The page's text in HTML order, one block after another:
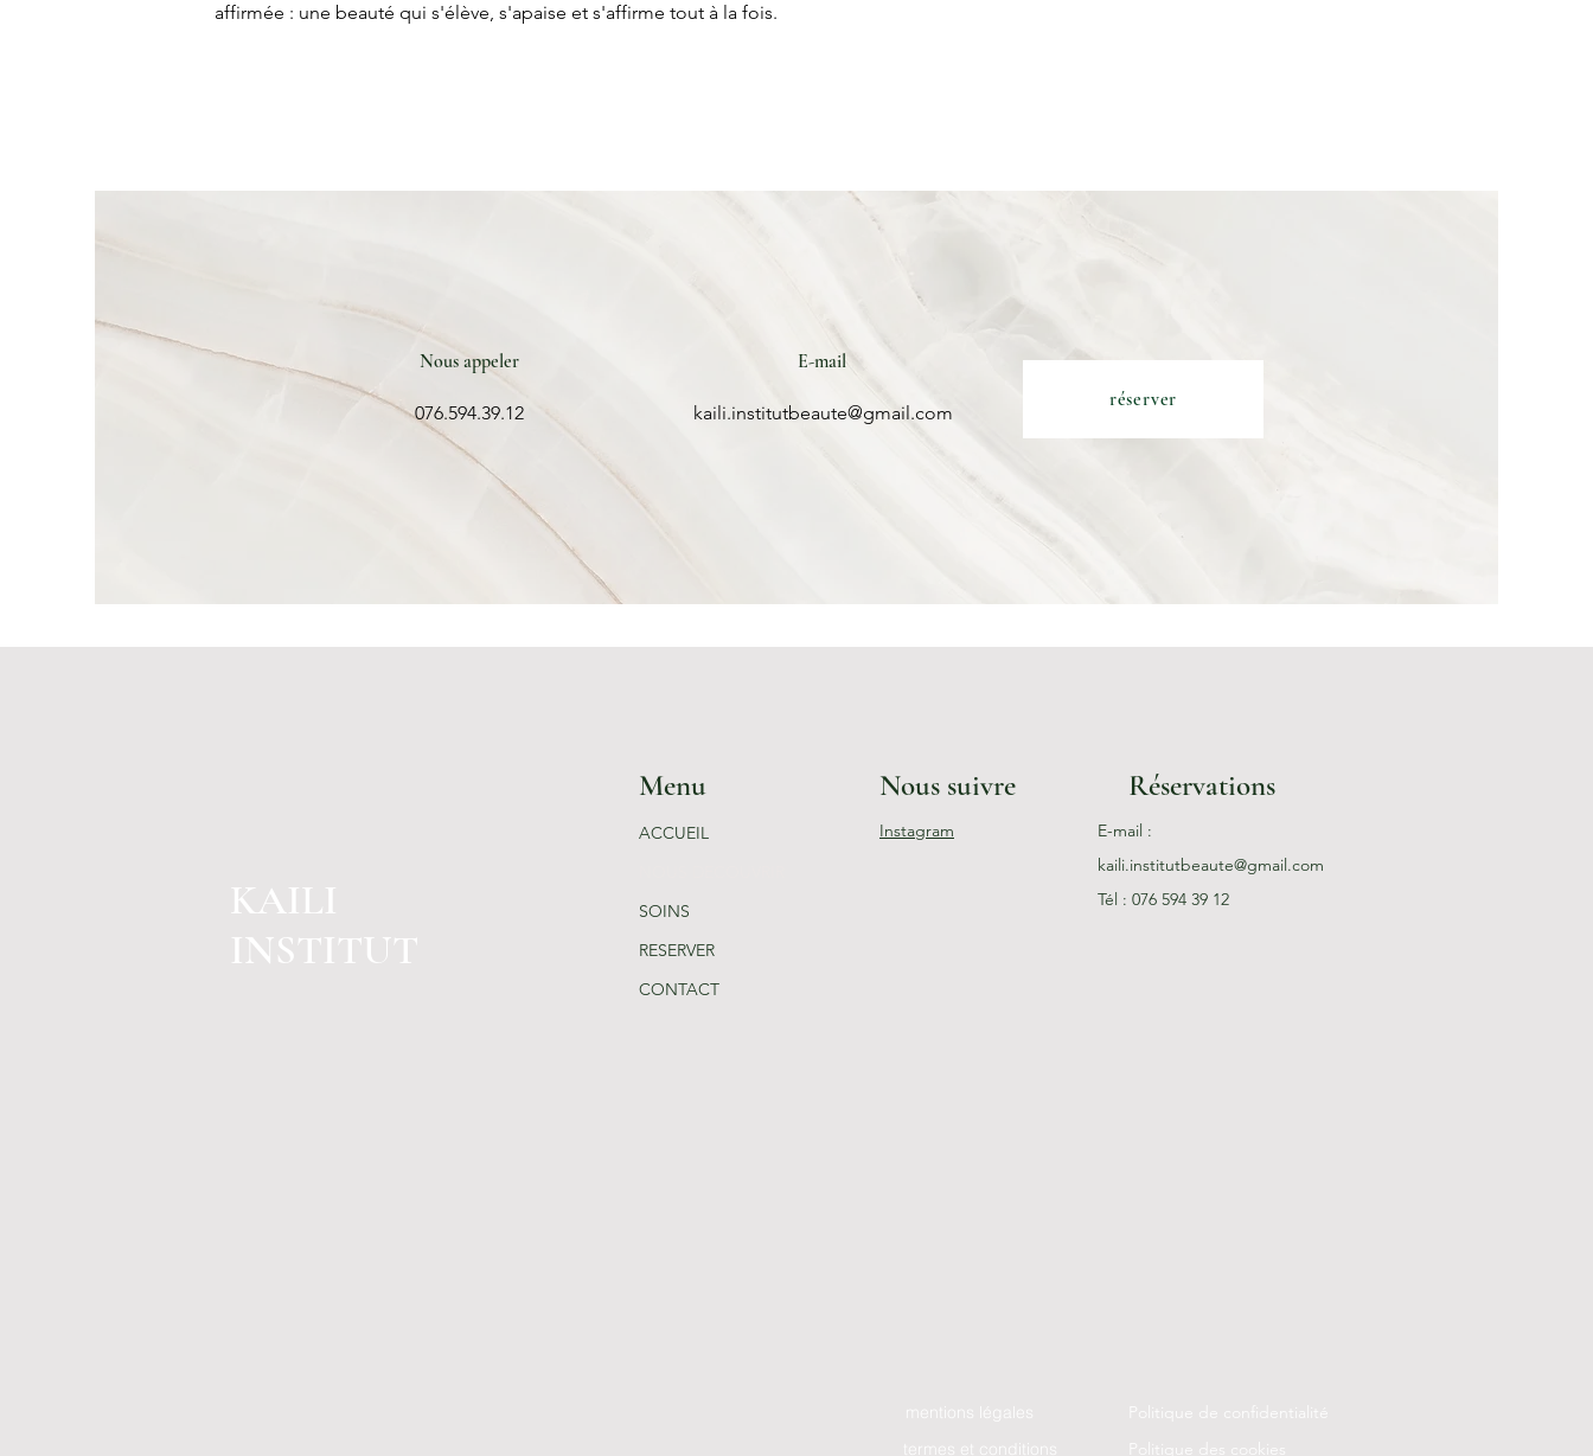
affirmée : une beauté qui s'élève, s'apaise et s'affirme tout à la fois.
Nous appeler
076.594.39.12
E-mail
kaili.institutbeaute@gmail.com
réserver
KAILI
INSTITUT
Menu
ACCUEIL
SOINS
RESERVER
CONTACT
Nous suivre
Instagram
Réservations
E-mail :
kaili.institutbeaute@gmail.com
Tél : 076 594 39 12
mentions légales
termes et conditions
Politique de confidentialité